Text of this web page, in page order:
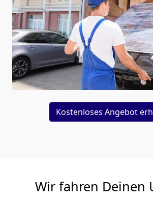
Kostenloses Angebot
Wir fahren Deinen